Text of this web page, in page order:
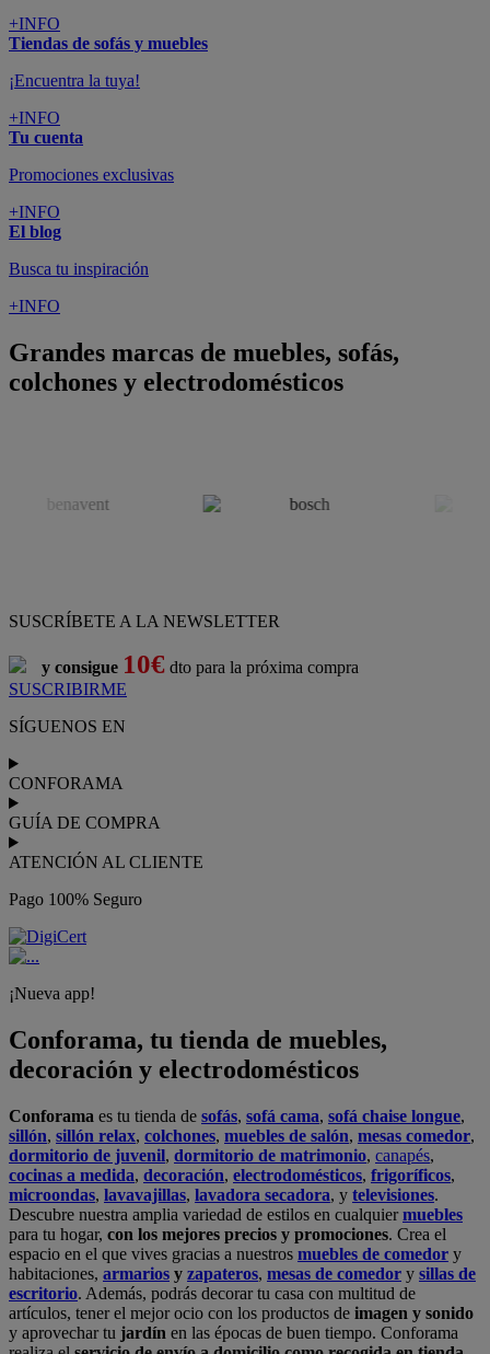
+INFO
Tiendas de sofás y muebles
¡Encuentra la tuya!
+INFO
Tu cuenta
Promociones exclusivas
+INFO
El blog
Busca tu inspiración
+INFO
Grandes marcas de muebles, sofás,
colchones y electrodomésticos
SUSCRÍBETE A LA NEWSLETTER
y consigue 10€ dto para la próxima compra
SUSCRIBIRME
SÍGUENOS EN
CONFORAMA
GUÍA DE COMPRA
ATENCIÓN AL CLIENTE
Pago 100% Seguro
¡Nueva app!
Conforama, tu tienda de muebles,
decoración y electrodomésticos
Conforama es tu tienda de sofás, sofá cama, sofá chaise longue,
sillón, sillón relax, colchones, muebles de salón, mesas comedor,
dormitorio de juvenil, dormitorio de matrimonio, canapés,
cocinas a medida, decoración, electrodomésticos, frigoríficos,
microondas, lavavajillas, lavadora secadora, y televisiones.
Descubre nuestra amplia variedad de estilos en cualquiermuebles
para tu hogar, con los mejores precios y promociones. Crea el
espacio en el que vives gracias a nuestros muebles de comedor y
habitaciones, armarios y zapateros, mesas de comedor y sillas de
escritorio. Además, podrás decorar tu casa con multitud de
artículos, tener el mejor ocio con los productos de imagen y sonido
y aprovechar tu jardín en las épocas de buen tiempo. Conforama